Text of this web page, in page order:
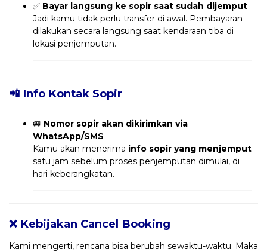
✅ Bayar langsung ke sopir saat sudah dijemput
Jadi kamu tidak perlu transfer di awal. Pembayaran
dilakukan secara langsung saat kendaraan tiba di
lokasi penjemputan.
📲 Info Kontak Sopir
🚐 Nomor sopir akan dikirimkan via
WhatsApp/SMS
Kamu akan menerima info sopir yang menjemput
satu jam sebelum proses penjemputan dimulai, di
hari keberangkatan.
❌ Kebijakan Cancel Booking
Kami mengerti, rencana bisa berubah sewaktu-waktu. Maka